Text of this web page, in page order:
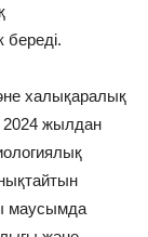
береді.
халықаралық
2024 жылдан
маусымда